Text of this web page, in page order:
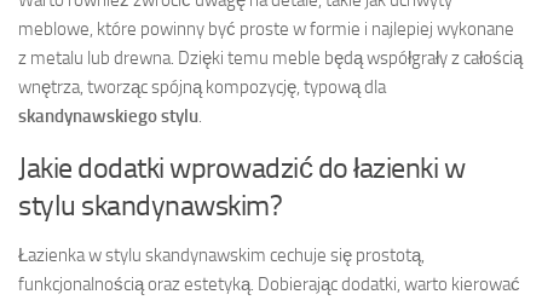
meblowe, które powinny być proste w formie i najlepiej wykonane
z metalu lub drewna. Dzięki temu meble będą współgrały z całością
wnętrza, tworząc spójną kompozycję, typową dla
skandynawskiego stylu
Jakie dodatki wprowadzić do łazienki w
stylu skandynawskim?
Łazienka w stylu skandynawskim cechuje się prostotą,
funkcjonalnością oraz estetyką. Dobierając dodatki, warto kierować